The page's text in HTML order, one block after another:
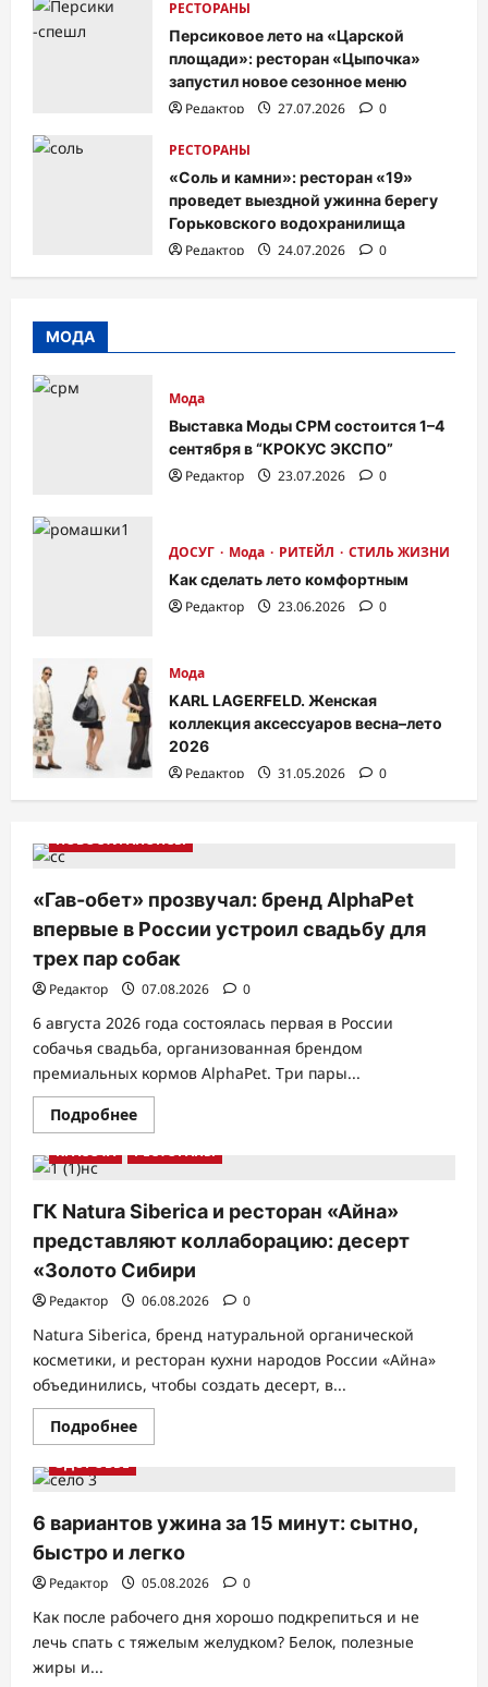
РЕСТОРАНЫ
Персиковое лето на «Царской
площади»: ресторан «Цыпочка»
запустил новое сезонное меню
Редактор
27.07.2026 0
РЕСТОРАНЫ
«Соль и камни»: ресторан «19»
проведет выездной ужинна берегу
Горьковского водохранилища
Редактор
24.07.2026 0
МОДА
Мода
Выставка Моды CPM состоится 1–4
сентября в “КРОКУС ЭКСПО”
Редактор
23.07.2026 0
ДОСУГ Мода РИТЕЙЛ
СТИЛЬ ЖИЗНИ
Как сделать лето комфортным
Редактор
23.06.2026 0
Мода
KARL LAGERFELD. Женская
коллекция аксессуаров весна–лето
2026
Редактор
31.05.2026 0
НОВОСТИ АНОНСЫ
«Гав-обет» прозвучал: бренд AlphaPet
впервые в России устроил свадьбу для
трех пар собак
Редактор 07.08.2026 0
6 августа 2026 года состоялась первая в России
собачья свадьба, организованная брендом
премиальных кормов AlphaPet. Три пары...
ПодробнееПрочитать
больше
«Гав-
бренд
AlphaPet
впервые
в
России
устроил
свадьбу
для
трех
пар
собак
КРАСОТА РЕСТОРАНЫ
ГК Natura Siberica и ресторан «Айна»
представляют коллаборацию: десерт
«Золото Сибири
Редактор 06.08.2026 0
Natura Siberica, бренд натуральной органической
косметики, и ресторан кухни народов России «Айна»
объединились, чтобы создать десерт, в...
ПодробнееПрочитать
больше
и
ресторан
«Айна»
представляют
коллаборацию:
десерт
Сибири
ЗДОРОВЬЕ
6 вариантов ужина за 15 минут: сытно,
быстро и легко
Редактор 05.08.2026 0
Как после рабочего дня хорошо подкрепиться и не
лечь спать с тяжелым желудком? Белок, полезные
жиры и...